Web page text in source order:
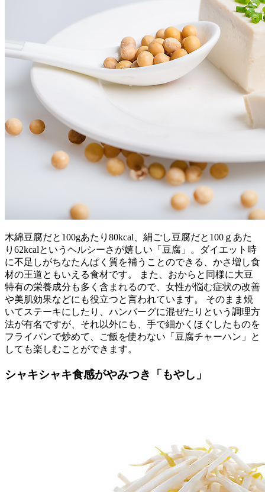
木綿豆腐だと100gあたり80kcal、絹ごし豆腐だと100ｇあた
り62kcalというヘルシーさが嬉しい「豆腐」。ダイエット時
に不足しがちなたんぱく質を補うことのできる、かさ増し食
材の王道ともいえる食材です。 また、おからと同様に大豆
特有の栄養成分も多く含まれるので、女性が悩む症状の改善
や美肌効果などにも役立つと言われています。 そのまま焼
いてステーキにしたり、ハンバーグに混ぜたりという調理方
法が有名ですが、それ以外にも、手で細かくほぐしたものを
フライパンで炒めて、ご飯を使わない「豆腐チャーハン」と
しても楽しむことができます。
シャキシャキ食感がやみつき「もやし」